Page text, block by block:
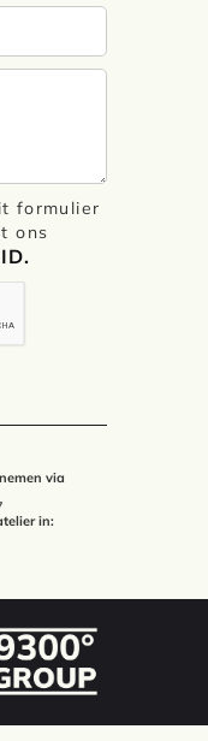
formulier
ons
via
in: